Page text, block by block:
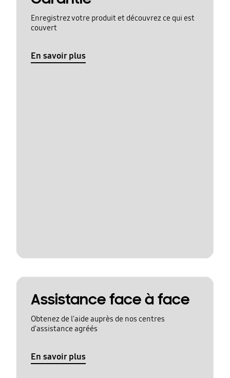
Enregistrez votre produit et découvrez ce qui est
couvert
En savoir plus
Assistance face à face
Obtenez de l'aide auprès de nos centres
d'assistance agréés
En savoir plus